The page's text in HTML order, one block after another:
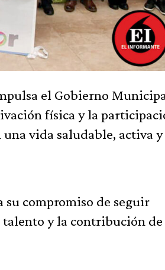
el Gobierno
física y la
una vida saludable, activa y
compromiso de seguir
y la contribución de